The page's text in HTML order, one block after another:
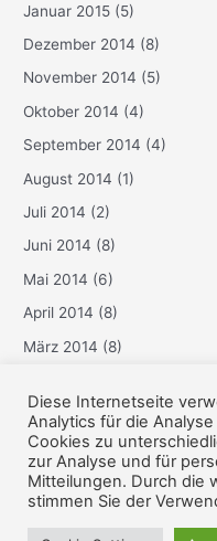
Januar 2015 (5)
Dezember 2014 (8)
November 2014 (5)
Oktober 2014 (4)
September 2014 (4)
August 2014 (1)
Juli 2014 (2)
Juni 2014 (8)
Mai 2014 (6)
April 2014 (8)
März 2014 (8)
Januar 2014(3)
Dezember 2013(6)
Diese Internetseite
Analytics für die
Cookies zu
zur Analyse und für
Mitteilungen. Durch die
stimmen Sie der